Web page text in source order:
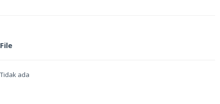
File
Tidak ada